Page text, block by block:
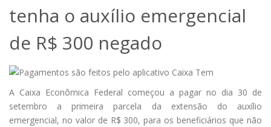
tenha o auxílio emergencial
de R$ 300 negado
A Caixa Econômica Federal começou a pagar no dia 30 de
setembro a primeira parcela da extensão do auxílio
emergencial, no valor de R$ 300, para os beneficiários que não